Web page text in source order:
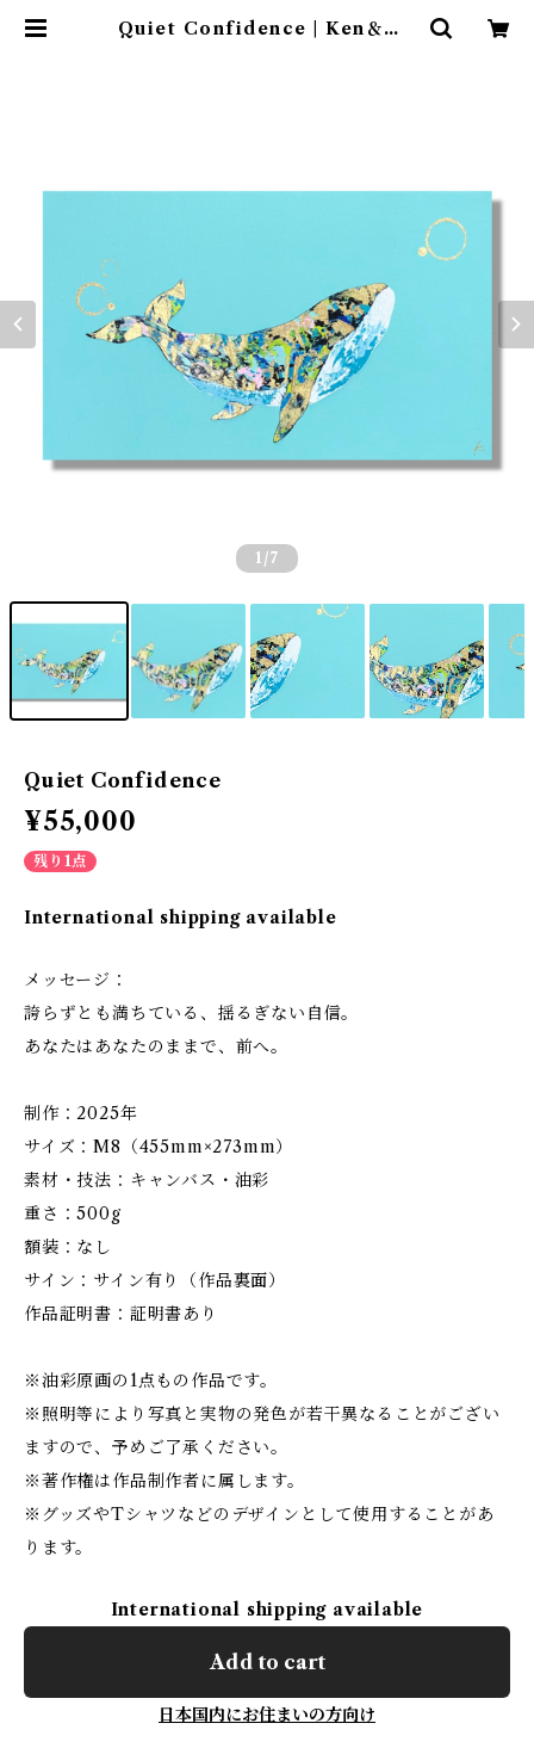
Quiet Confidence | Ken＆Ma
1 /7
Quiet Confidence
¥55,000
残り1点
International shipping available
メッセージ：
誇らずとも満ちている、揺るぎない自信。
あなたはあなたのままで、前へ。
制作：2025年
サイズ：M8（455mm×273mm）
素材・技法：キャンバス・油彩
重さ：500g
額装：なし
サイン：サイン有り（作品裏面）
作品証明書：証明書あり
※油彩原画の1点もの作品です。
※照明等により写真と実物の発色が若干異なることがござい
ますので、予めご了承ください。
※著作権は作品制作者に属します。
※グッズやTシャツなどのデザインとして使用することがあ
ります。
International shipping available
Add to cart
日本国内にお住まいの方向け